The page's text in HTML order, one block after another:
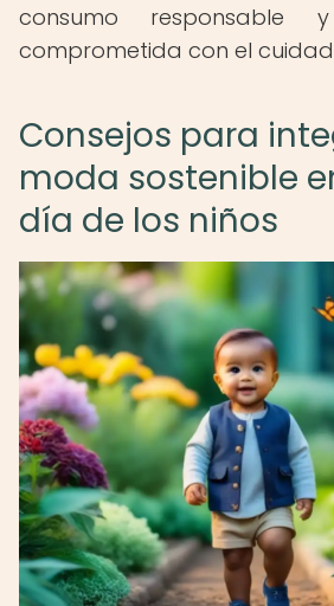
consumo responsable
comprometida con el
Consejos para
moda sostenible
día de los niños